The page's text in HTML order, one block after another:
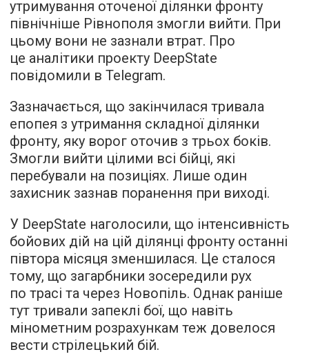
утримування оточеної ділянки фронту
північніше Рівнополя змогли вийти. При
цьому вони не зазнали втрат. Про
це аналітики проекту DeepState
повідомили в Telegram.
Зазначається, що закінчилася тривала
епопея з утримання складної ділянки
фронту, яку ворог оточив з трьох боків.
Змогли вийти цілими всі бійці, які
перебували на позиціях. Лише один
захисник зазнав поранення при виході.
У DeepState наголосили, що інтенсивність
бойових дій на цій ділянці фронту останні
півтора місяця зменшилася. Це сталося
тому, що загарбники зосередили рух
по трасі та через Новопіль. Однак раніше
тут тривали запеклі бої, що навіть
мінометним розрахункам теж довелося
вести стрілецький бій.